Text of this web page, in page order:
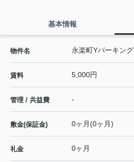
基本情報
物件名 永楽町Yパーキング
賃料 5,000円
管理 / 共益費 -
敷金(保証金) 0ヶ月(0ヶ月)
礼金 0ヶ月